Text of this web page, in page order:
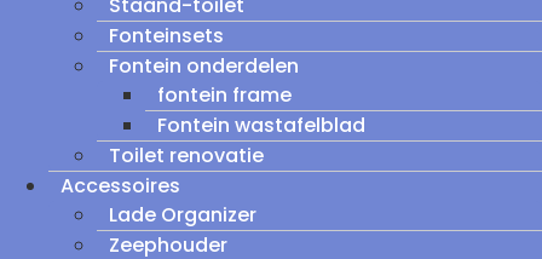
Fonteinsets
Fontein onderdelen
fontein frame
Fontein wastafelblad
Toilet renovatie
Accessoires
Lade Organizer
Zeephouder